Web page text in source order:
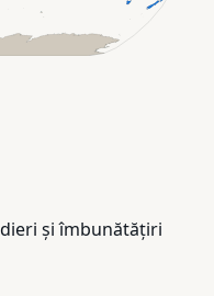
și îmbunătățiri